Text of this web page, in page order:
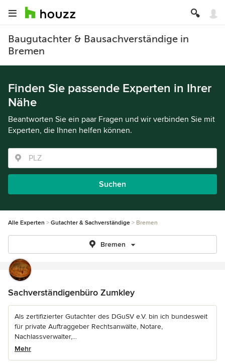
Baugutachter & Bausachverständige in
Bremen
Finden Sie passende Experten in Ihrer
Nähe
Beantworten Sie ein paar Fragen und wir verbinden Sie mit
Experten, die Ihnen helfen können.
Suchen
Alle Experten Gutachter & Sachverständige Bremen
Bremen
Sachverständigenbüro Zumkley
Als zertifizierter Gutachter des DGuSV e.V. bin ich bundesweit
für private Auftraggeber Rechtsanwälte, Notare,
Nachlassverwalter,...
Mehr